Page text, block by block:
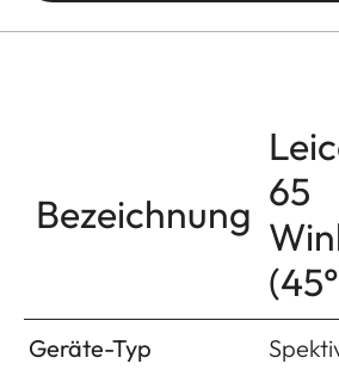
Bezeichnung 65
Geräte-Typ